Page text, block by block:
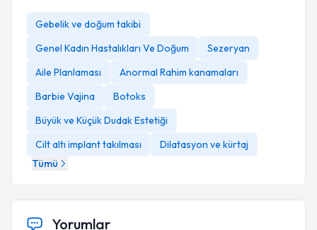
Gebelik ve doğum takibi
Genel Kadın Hastalıkları Ve Doğum
Sezeryan
Aile Planlaması
Anormal Rahim kanamaları
Barbie Vajina
Botoks
Büyük ve Küçük Dudak Estetiği
Cilt altı implant takılması
Dilatasyon ve kürtaj
Tümü
Yorumlar